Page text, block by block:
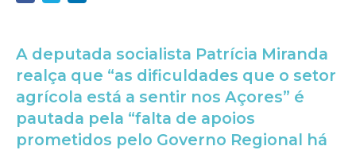
A deputada socialista Patrícia Miranda
realça que “as dificuldades que o setor
agrícola está a sentir nos Açores” é
pautada pela “falta de apoios
prometidos pelo Governo Regional há